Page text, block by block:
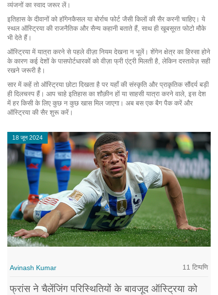
व्यंजनों का स्वाद जरूर लें।
इतिहास के दीवानों को हॉगेनकैसल या बोर्राच फोर्ट जैसी किलों की सैर करनी चाहिए। ये
स्थल ऑस्ट्रिया की राजनैतिक और सैन्य कहानी बताते हैं, साथ ही खूबसूरत फोटो मौके
भी देते हैं।
ऑस्ट्रिया में यात्रा करने से पहले वीज़ा नियम देखना न भूलें। शेंगेन क्षेत्र का हिस्सा होने
के कारण कई देशों के पासपोर्टधारकों को वीज़ा फ्री एंट्री मिलती है, लेकिन दस्तावेज़ सही
रखने जरूरी है।
सार में कहें तो ऑस्ट्रिया छोटा दिखता है पर यहाँ की संस्कृति और प्राकृतिक सौंदर्य बड़ी
ही दिलचस्प हैं। आप चाहे इतिहास का शौक़ीन हों या साहसी यात्रा करने वाले, इस देश
में हर किसी के लिए कुछ न कुछ खास मिल जाएगा। अब बस एक बैग पैक करें और
ऑस्ट्रिया की सैर शुरू करें।
18 जून 2024
Avinash Kumar 11 टिप्पणि
फ्रांस ने चैलेंजिंग परिस्थितियों के बावजूद ऑस्ट्रिया को